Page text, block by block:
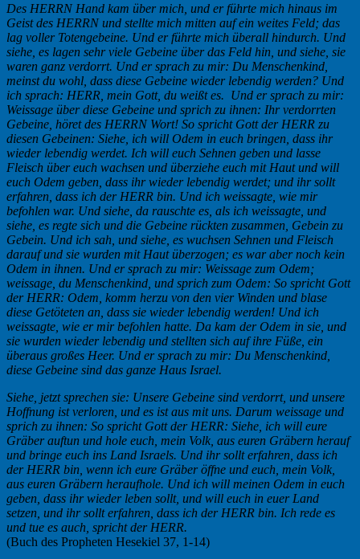
Des HERRN Hand kam über mich, und er führte mich hinaus im
Geist des HERRN und stellte mich mitten auf ein weites Feld; das
lag voller Totengebeine. Und er führte mich überall hindurch. Und
siehe, es lagen sehr viele Gebeine über das Feld hin, und siehe, sie
waren ganz verdorrt. Und er sprach zu mir: Du Menschenkind,
meinst du wohl, dass diese Gebeine wieder lebendig werden? Und
ich sprach: HERR, mein Gott, du weißt es. Und er sprach zu mir:
Weissage über diese Gebeine und sprich zu ihnen: Ihr verdorrten
Gebeine, höret des HERRN Wort! So spricht Gott der HERR zu
diesen Gebeinen: Siehe, ich will Odem in euch bringen, dass ihr
wieder lebendig werdet. Ich will euch Sehnen geben und lasse
Fleisch über euch wachsen und überziehe euch mit Haut und will
euch Odem geben, dass ihr wieder lebendig werdet; und ihr sollt
erfahren, dass ich der HERR bin. Und ich weissagte, wie mir
befohlen war. Und siehe, da rauschte es, als ich weissagte, und
siehe, es regte sich und die Gebeine rückten zusammen, Gebein zu
Gebein. Und ich sah, und siehe, es wuchsen Sehnen und Fleisch
darauf und sie wurden mit Haut überzogen; es war aber noch kein
Odem in ihnen. Und er sprach zu mir: Weissage zum Odem;
weissage, du Menschenkind, und sprich zum Odem: So spricht Gott
der HERR: Odem, komm herzu von den vier Winden und blase
diese Getöteten an, dass sie wieder lebendig werden! Und ich
weissagte, wie er mir befohlen hatte. Da kam der Odem in sie, und
sie wurden wieder lebendig und stellten sich auf ihre Füße, ein
überaus großes Heer. Und er sprach zu mir: Du Menschenkind,
diese Gebeine sind das ganze Haus Israel.
Siehe, jetzt sprechen sie: Unsere Gebeine sind verdorrt, und unsere
Hoffnung ist verloren, und es ist aus mit uns. Darum weissage und
sprich zu ihnen: So spricht Gott der HERR: Siehe, ich will eure
Gräber auftun und hole euch, mein Volk, aus euren Gräbern herauf
und bringe euch ins Land Israels. Und ihr sollt erfahren, dass ich
der HERR bin, wenn ich eure Gräber öffne und euch, mein Volk,
aus euren Gräbern heraufhole. Und ich will meinen Odem in euch
geben, dass ihr wieder leben sollt, und will euch in euer Land
setzen, und ihr sollt erfahren, dass ich der HERR bin. Ich rede es
und tue es auch, spricht der HERR.
(Buch des Propheten Hesekiel 37, 1-14)